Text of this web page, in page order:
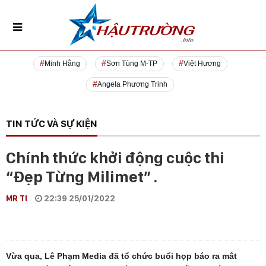
Minh Hằng Sơn Tùng M-TP Việt Hương
Angela Phương Trinh
TIN TỨC VÀ SỰ KIỆN
Chính thức khởi động cuộc thi
“Đẹp Từng Milimet” .
MR TI 22:39 25/01/2022
Vừa qua, Lê Phạm Media đã tổ chức buổi họp báo ra mắt